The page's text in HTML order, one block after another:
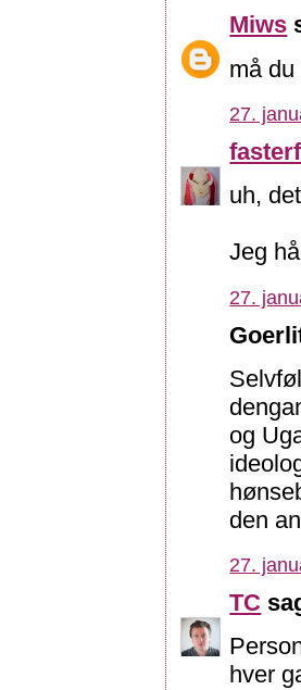
Miws
må
27.
uh,
Jeg
27.
og
den
27.
TC
hver